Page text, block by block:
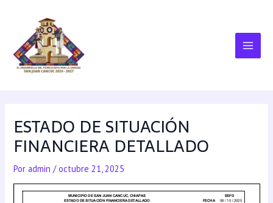
ESTADO DE SITUACIÓN
FINANCIERA DETALLADO
Poradmin/octubre 21, 2025